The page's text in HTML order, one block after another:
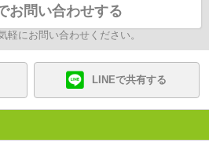
お問い合わせする
軽にお問い合わせください。
LINEで共有する